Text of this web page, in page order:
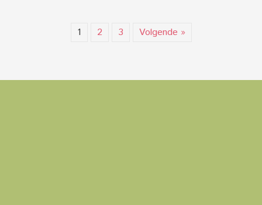
1 2 3 Volgende »